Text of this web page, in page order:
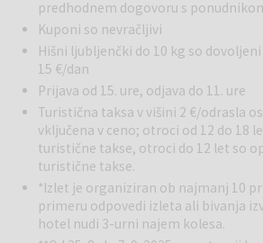
predhodnem dogovoru s
Kuponi so nevračljivi
Hišni ljubljenčki do 10 kg so
15 €/dan
Prijava od 15. ure, odjava do 11. ure
Turistična taksa v višini 2 €/odrasla
vključena v ceno; otroci od 12 do 18
turistične takse, otroci do 12 let so
turistične takse.
*Izlet je organiziran ob najmanj 10
primeru odpovedi izleta ali bivanja
hotel nudi 3-urni najem kolesa.